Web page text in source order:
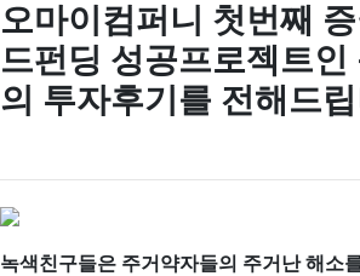
오마이컴퍼니 첫번째
드펀딩 성공프로젝트인
의 투자후기를 전해드
녹색친구들은 주거약자들의 주거난 해소